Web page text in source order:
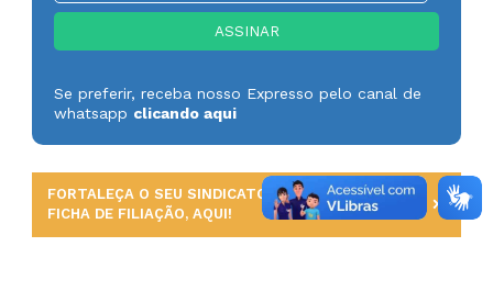
Se preferir, receba nosso Expresso pelo canal de
whatsapp clicando aqui
FORTALEÇA O SEU SINDICATO. PREENCHA UMA
FICHA DE FILIAÇÃO, AQUI!